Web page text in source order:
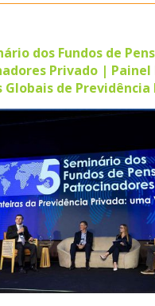
dos Fundos de
Privado | Painel
Globais de Previdência